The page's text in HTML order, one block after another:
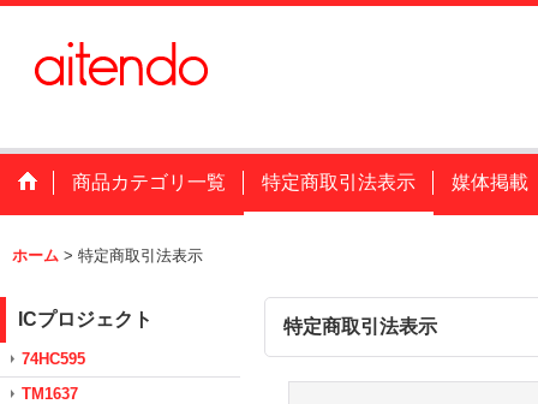
商品カテゴリ一覧 特定商取引法表示 媒体掲載
ホーム > 特定商取引法表示
ICプロジェクト
74HC595
TM1637
特定商取引法表示